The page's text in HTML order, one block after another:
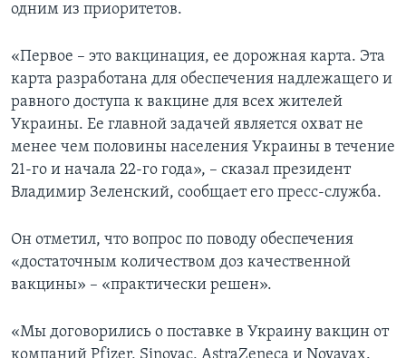
одним из приоритетов.
«Первое – это вакцинация, ее дорожная карта. Эта
карта разработана для обеспечения надлежащего и
равного доступа к вакцине для всех жителей
Украины. Ее главной задачей является охват не
менее чем половины населения Украины в течение
21-го и начала 22-го года», – сказал президент
Владимир Зеленский, сообщает его пресс-служба.
Он отметил, что вопрос по поводу обеспечения
«достаточным количеством доз качественной
вакцины» – «практически решен».
«Мы договорились о поставке в Украину вакцин от